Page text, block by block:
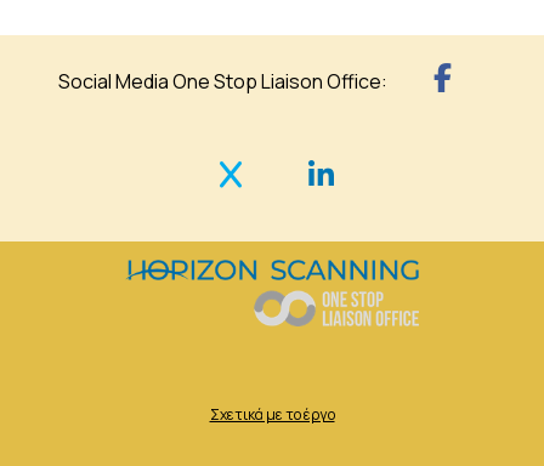
Social Media One Stop Liaison Office:
Σχετικά με το έργο